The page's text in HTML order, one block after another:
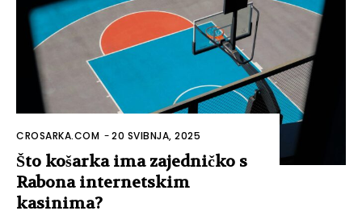
CROSARKA.COM -20 SVIBNJA, 2025
Što košarka ima zajedničko s
Rabona internetskim
kasinima?